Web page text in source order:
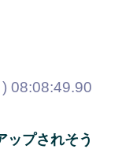
08:08:49.90
ップされそう